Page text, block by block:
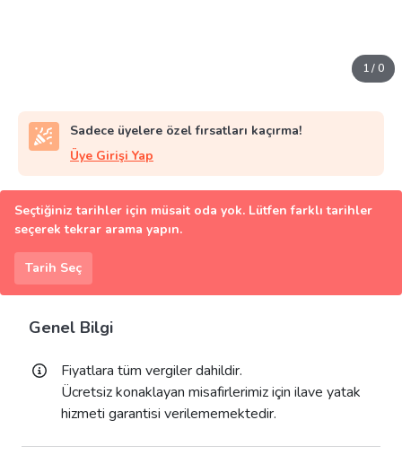
1/0
Sadece üyelere özel fırsatları kaçırma!
Üye Girişi Yap
Seçtiğiniz tarihler için müsait oda yok. Lütfen farklı tarihler
seçerek tekrar arama yapın.
Tarih Seç
Genel Bilgi
Fiyatlara tüm vergiler dahildir.
Ücretsiz konaklayan misafirlerimiz için ilave yatak
hizmeti garantisi verilememektedir.